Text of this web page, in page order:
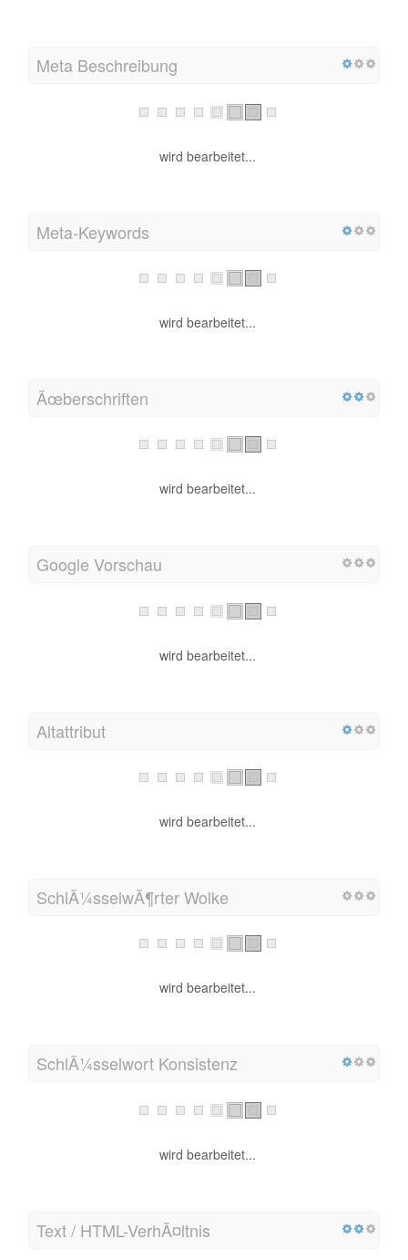
Meta Beschreibung
wird bearbeitet...
Meta-Keywords
wird bearbeitet...
Ãœberschriften
wird bearbeitet...
Google Vorschau
wird bearbeitet...
Altattribut
wird bearbeitet...
SchlÃ¼sselwÃ¶rter Wolke
wird bearbeitet...
SchlÃ¼sselwort Konsistenz
wird bearbeitet...
Text / HTML-VerhÃ¤ltnis